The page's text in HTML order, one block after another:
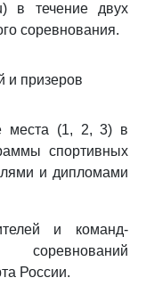
в течение двух
соревнования.
и призеров
места (1, 2, 3) в
спортивных
и дипломами
и команд-
России.